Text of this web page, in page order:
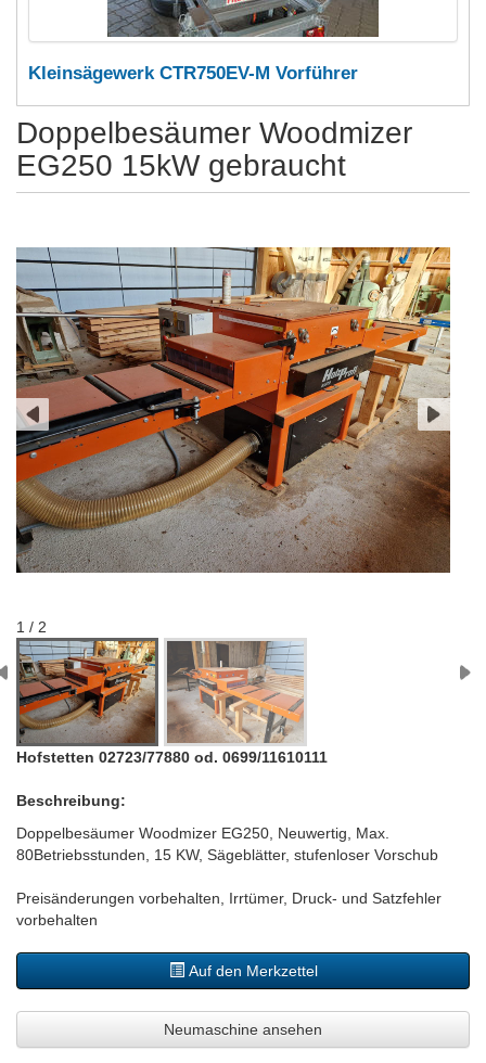
Kleinsägewerk CTR750EV-M Vorführer
Doppelbesäumer Woodmizer
EG250 15kW gebraucht
1 / 2
Hofstetten 02723/77880 od. 0699/11610111
Beschreibung:
Doppelbesäumer Woodmizer EG250, Neuwertig, Max.
80Betriebsstunden, 15 KW, Sägeblätter, stufenloser Vorschub
Preisänderungen vorbehalten, Irrtümer, Druck- und Satzfehler
vorbehalten
Auf den Merkzettel
Neumaschine ansehen